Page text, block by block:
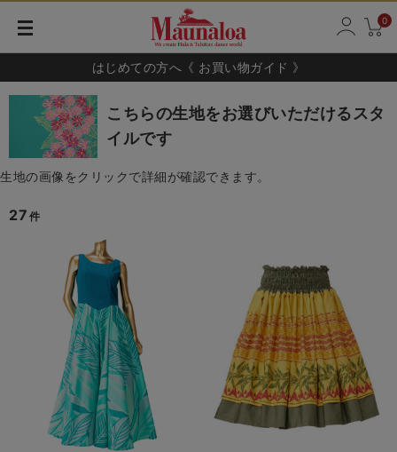
0
はじめての方へ《 お買い物ガイド 》
こちらの生地をお選びいただけるスタ
イルです
生地の画像をクリックで詳細が確認できます。
27 件